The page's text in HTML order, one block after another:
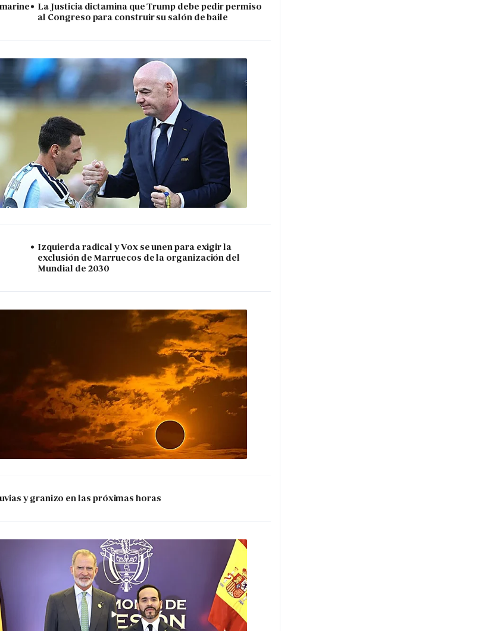
La Justicia dictamina que Trump debe pedir permiso
al Congreso para construir su salón de baile
Izquierda radical y Vox se unen para exigir la
exclusión de Marruecos de la organización del
Mundial de 2030
y granizo en las próximas horas